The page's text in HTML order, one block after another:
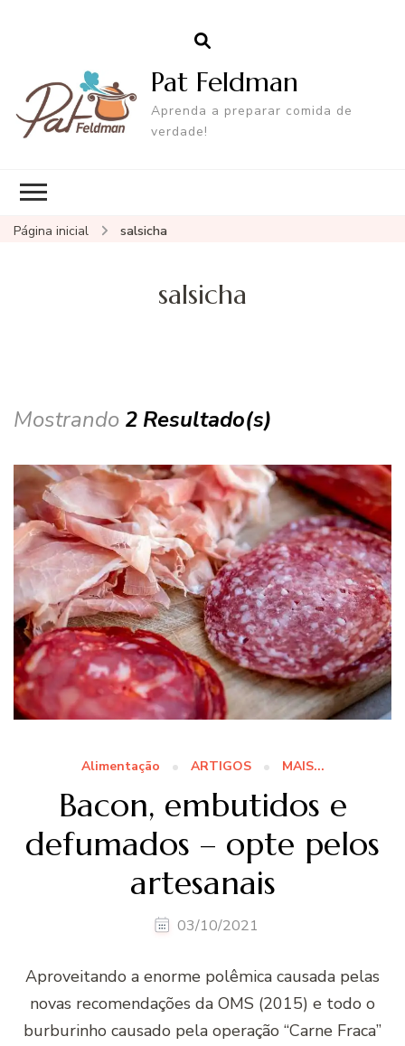
Pat Feldman
Aprenda a preparar comida de
verdade!
Página inicial salsicha
salsicha
Mostrando 2 Resultado(s)
Alimentação ARTIGOS MAIS...
Bacon, embutidos e
defumados – opte pelos
artesanais
03/10/2021
Aproveitando a enorme polêmica causada pelas
novas recomendações da OMS (2015) e todo o
burburinho causado pela operação “Carne Fraca”